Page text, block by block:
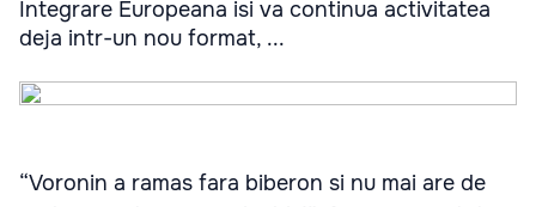
Integrare Europeana isi va continua activitatea
deja intr-un nou format, ...
“Voronin a ramas fara biberon si nu mai are de